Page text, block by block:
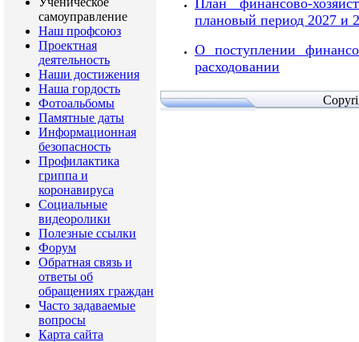
самоуправление
Наш профсоюз
Проектная
деятельность
Наши достижения
Наша гордость
Фотоальбомы
Памятные даты
Информационная
безопасность
Профилактика
гриппа и
коронавируса
Социальные
видеоролики
Полезные ссылки
Форум
Обратная связь и
ответы об
обращениях граждан
Часто задаваемые
вопросы
Карта сайта
План финансово-
плановый период 2027 и
О поступлении
расходовании